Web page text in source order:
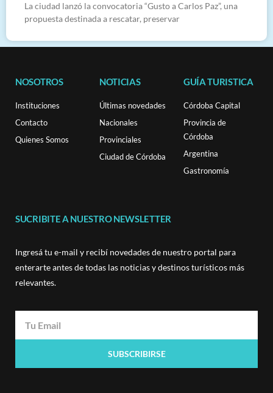
La ciudad lanzó la convocatoria “Gusto a Carlos Paz”, una
propuesta destinada a rescatar, preservar
NOSOTROS
Instituciones
Contacto
Quienes Somos
NOTICIAS
Últimas novedades
Nacionales
Provinciales
Ciudad de Córdoba
GUÍA TURISTICA
Córdoba Capital
Provincia de
Córdoba
Argentina
Gastronomía
SUCRIBITE A NUESTRO NEWSLETTER
Ingresá tu e-mail y recibí novedades de nuestro portal para
enterarte antes de todas las noticias y destinos turísticos más
relevantes.
SUBSCRIBIRSE